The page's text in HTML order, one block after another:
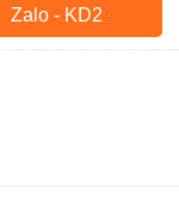
Zalo - KD2